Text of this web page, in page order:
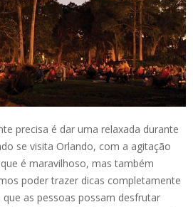
precisa é dar uma relaxada durante
se visita Orlando, com a agitação
é maravilhoso, mas também
poder trazer dicas completamente
as pessoas possam desfrutar